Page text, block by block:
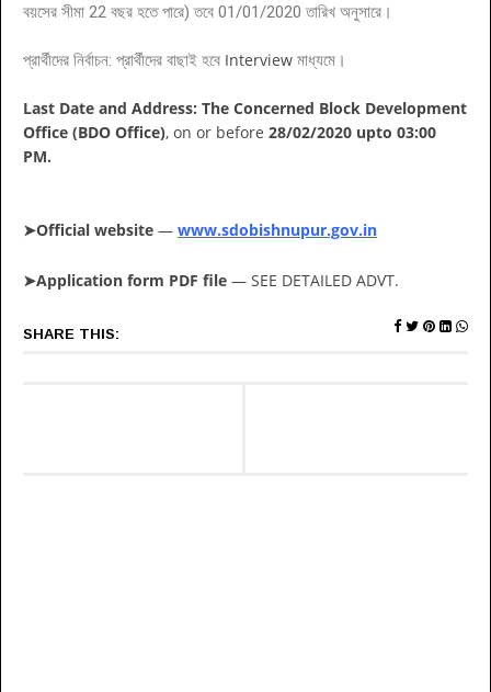
বয়সের সীমা 22 বছর হতে পারে) তবে 01/01/2020 তারিখ অনুসারে ।
প্রার্থীদের নির্বাচন: প্রার্থীদের বাছাই হবে Interview মাধ্যমে।
Last Date and Address: The Concerned Block Development
Office (BDO Office), on or before 28/02/2020 upto 03:00
PM.
➤Official website — www.sdobishnupur.gov.in
➤Application form PDF file — SEE DETAILED ADVT.
SHARE THIS: